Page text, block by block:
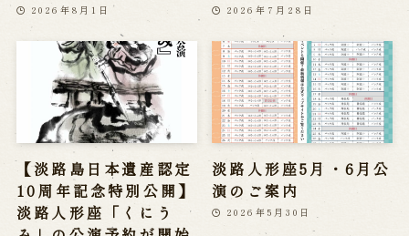
2026年8月1日 2026年7月28日
【淡路島日本遺産認定
10周年記念特別公開】
淡路人形座「くにう
淡路人形座5月・6月公
演のご案内
2026年5月30日